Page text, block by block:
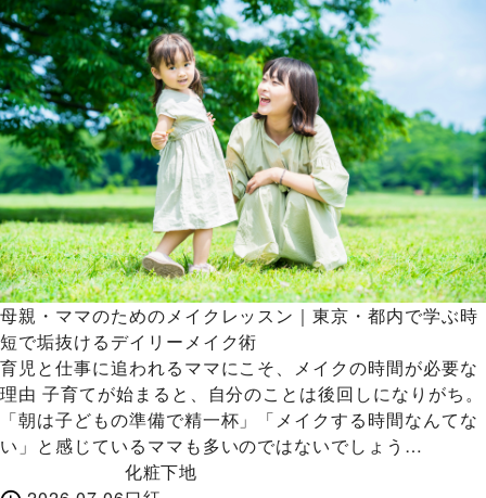
母親・ママのためのメイクレッスン｜東京・都内で学ぶ時
短で垢抜けるデイリーメイク術
育児と仕事に追われるママにこそ、メイクの時間が必要な
理由 子育てが始まると、自分のことは後回しになりがち。
「朝は子どもの準備で精一杯」「メイクする時間なんてな
い」と感じているママも多いのではないでしょう…
化粧下地